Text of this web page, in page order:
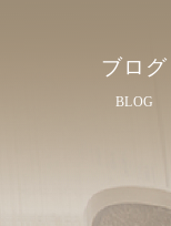
ブログ
BLOG